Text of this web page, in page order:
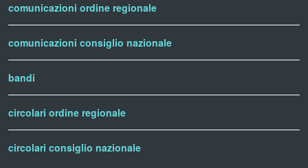
comunicazioni ordine regionale
comunicazioni consiglio nazionale
bandi
circolari ordine regionale
circolari consiglio nazionale